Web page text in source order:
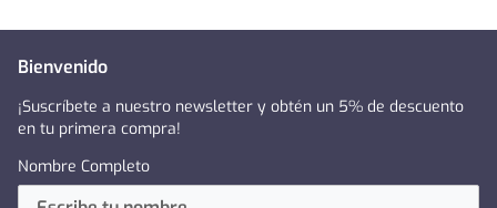
Bienvenido
¡Suscríbete a nuestro newsletter y obtén un 5% de descuento
en tu primera compra!
Nombre Completo